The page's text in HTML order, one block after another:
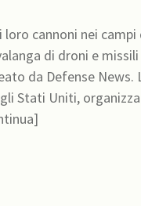
cannoni nei
di droni e
da Defense News.
Stati Uniti,
addestramento. L [continua]